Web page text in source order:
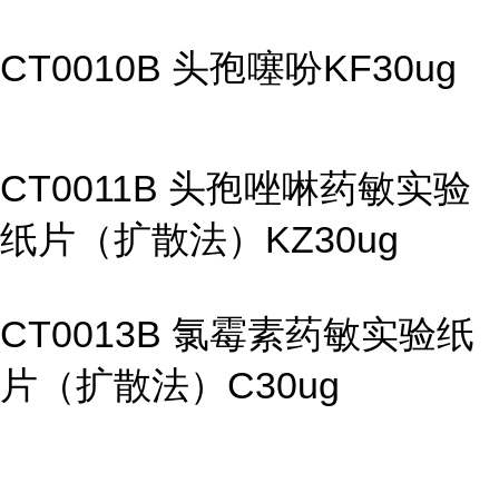
CT0010B 头孢噻吩KF30ug
CT0011B 头孢唑啉药敏实验
纸片（扩散法）KZ30ug
CT0013B 氯霉素药敏实验纸
片（扩散法）C30ug